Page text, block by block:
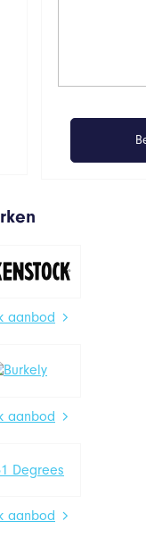
aanbod
aanbod
aanbod